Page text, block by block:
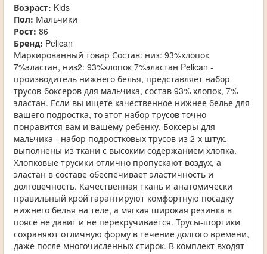
Возраст: Kids
Пол: Мальчики
Рост: 86
Бренд: Pelican
Маркированный товар Состав: низ: 93%хлопок
7%эластан, низ2: 93%хлопок 7%эластан Pelican -
производитель нижнего белья, представляет набор
трусов-боксеров для мальчика, состав 93% хлопок, 7%
эластан. Если вы ищете качественное нижнее белье для
вашего подростка, то этот набор трусов точно
понравится вам и вашему ребенку. Боксеры для
мальчика - набор подростковых трусов из 2-х штук,
выполнены из ткани с высоким содержанием хлопка.
Хлопковые трусики отлично пропускают воздух, а
эластан в составе обеспечивает эластичность и
долговечность. Качественная ткань и анатомически
правильный крой гарантируют комфортную посадку
нижнего белья на теле, а мягкая широкая резинка в
поясе не давит и не перекручивается. Трусы-шортики
сохраняют отличную форму в течение долгого времени,
даже после многочисленных стирок. В комплект входят